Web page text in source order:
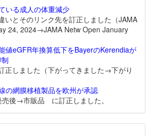
いる成人の体重減少
いとそのリンク先を訂正しました（JAMA
24, 2024→JAMA Netw Open January
値eGFR年換算低下をBayerのKerendiaが
正しました（下がってきました→下がり
の網膜移植製品を欧州が承認
後→市販品 に訂正しました。